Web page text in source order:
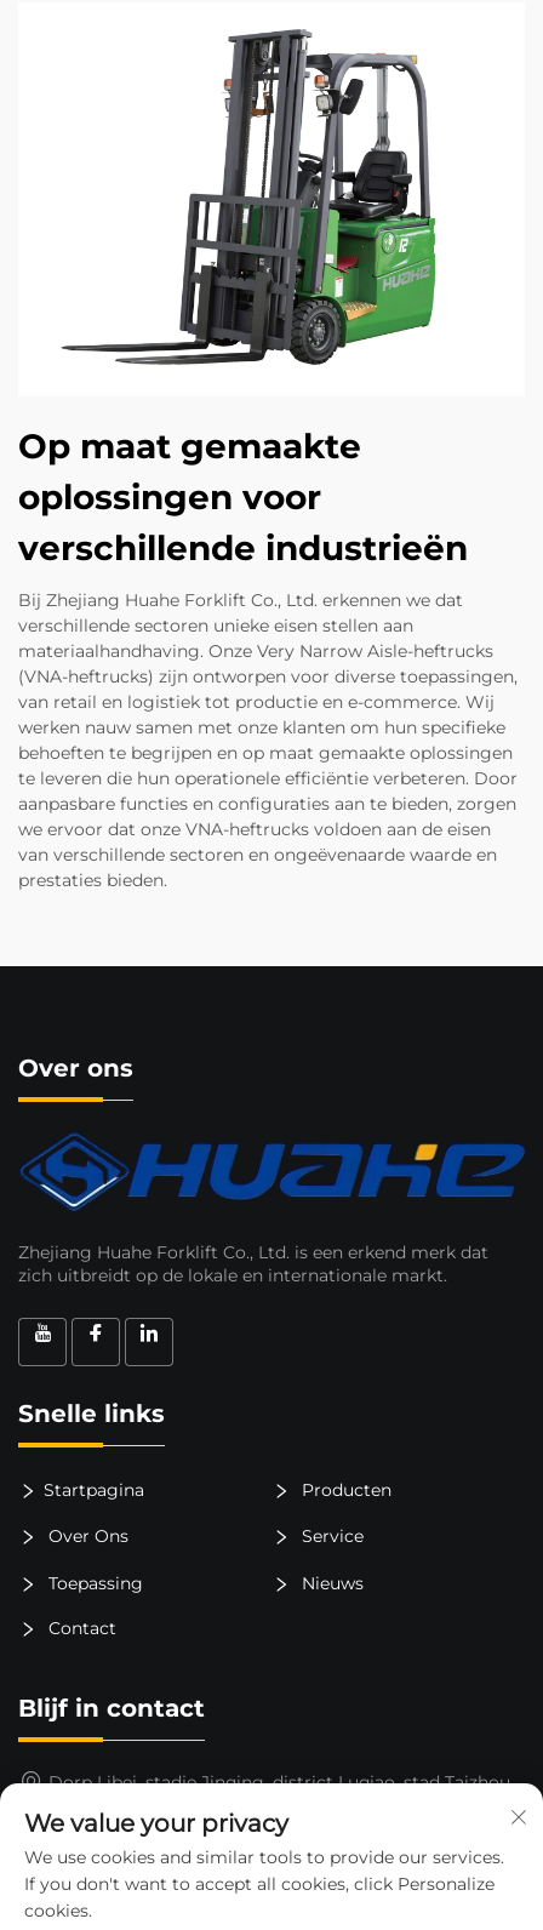
Op maat gemaakte
oplossingen voor
verschillende industrieën
Bij Zhejiang Huahe Forklift Co., Ltd. erkennen we dat
verschillende sectoren unieke eisen stellen aan
materiaalhandhaving. Onze Very Narrow Aisle-heftrucks
(VNA-heftrucks) zijn ontworpen voor diverse toepassingen,
van retail en logistiek tot productie en e-commerce. Wij
werken nauw samen met onze klanten om hun specifieke
behoeften te begrijpen en op maat gemaakte oplossingen
te leveren die hun operationele efficiëntie verbeteren. Door
aanpasbare functies en configuraties aan te bieden, zorgen
we ervoor dat onze VNA-heftrucks voldoen aan de eisen
van verschillende sectoren en ongeëvenaarde waarde en
prestaties bieden.
Over ons
Zhejiang Huahe Forklift Co., Ltd. is een erkend merk dat
zich uitbreidt op de lokale en internationale markt.
Snelle links
Startpagina Producten
Over Ons Service
Toepassing Nieuws
Contact
Blijf in contact
Dorp Libei, stadje Jinqing, district Luqiao, stad Taizhou,
15325652000
[email protected]
We value your privacy
We use cookies and similar tools to provide our services.
If you don't want to accept all cookies, click Personalize
cookies.